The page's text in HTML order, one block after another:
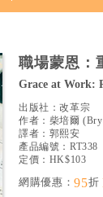
職場蒙恩：
Grace at Work:
出版社：改革宗
作者： 柴培爾 (
譯者： 郭熙安
產品編號： RT338
定價：HK$103
網購優惠：95折